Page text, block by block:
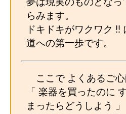
夢は現実のものとなっ
らみます。
ドキドキがワクワク !!
道への第一歩です。
ここで よくあるご心
「 楽器を買ったのに
まったらどうしよう 」